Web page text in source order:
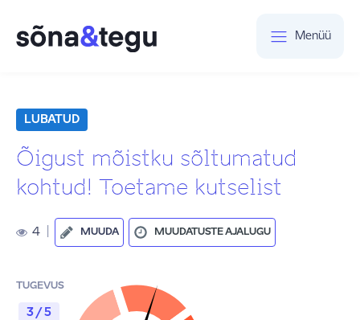
Menüü
LUBATUD
Õigust mõistku sõltumatud
kohtud! Toetame kutselist
4 MUUDA MUUDATUSTE AJALUGU
TUGEVUS
3 / 5